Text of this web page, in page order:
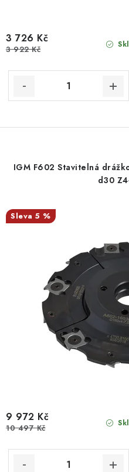
3 726 Kč
3 922 Kč
IGM F602 Stavitelná
d30
5 %
9 972 Kč
10 497 Kč